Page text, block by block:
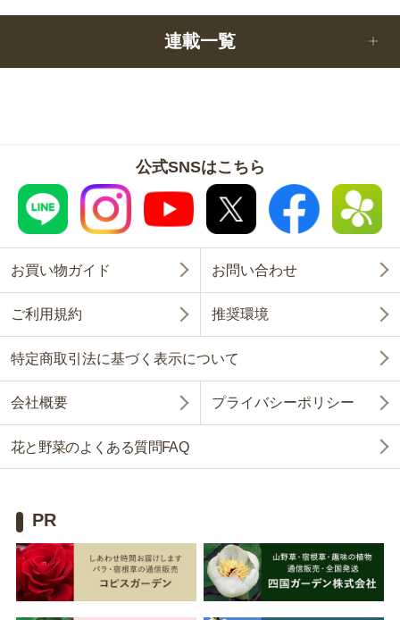
連載一覧
公式SNSはこちら
お買い物ガイド お問い合わせ
ご利用規約 推奨環境
特定商取引法に基づく表示について
会社概要 プライバシーポリシー
花と野菜のよくある質問FAQ
PR